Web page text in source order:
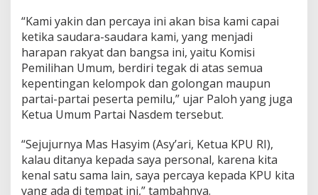
“Kami yakin dan percaya ini akan bisa kami capai
ketika saudara-saudara kami, yang menjadi
harapan rakyat dan bangsa ini, yaitu Komisi
Pemilihan Umum, berdiri tegak di atas semua
kepentingan kelompok dan golongan maupun
partai-partai peserta pemilu,” ujar Paloh yang juga
Ketua Umum Partai Nasdem tersebut.
“Sejujurnya Mas Hasyim (Asy’ari, Ketua KPU RI),
kalau ditanya kepada saya personal, karena kita
kenal satu sama lain, saya percaya kepada KPU kita
yang ada di tempat ini,” tambahnya.